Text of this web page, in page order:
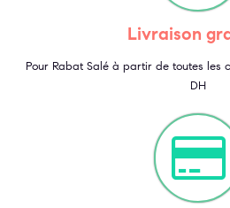
Livraison
Pour Rabat Salé à partir de toutes les
DH